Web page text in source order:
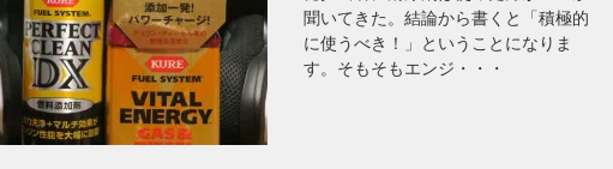
聞いてきた。結論から書くと「積極的
に使うべき！」ということになりま
す。そもそもエンジ・・・